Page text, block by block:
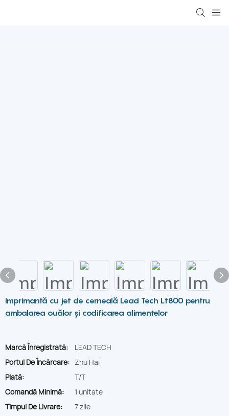
Imprimantă cu jet de cerneală Lead Tech Lt800 pentru
ambalarea ouălor și codificarea alimentelor
Marcă Înregistrată:
LEAD TECH
Portul De Încărcare: Zhu Hai
Plată:
T/T
Comandă Minimă:
1 unitate
Timpul De Livrare:
7 zile